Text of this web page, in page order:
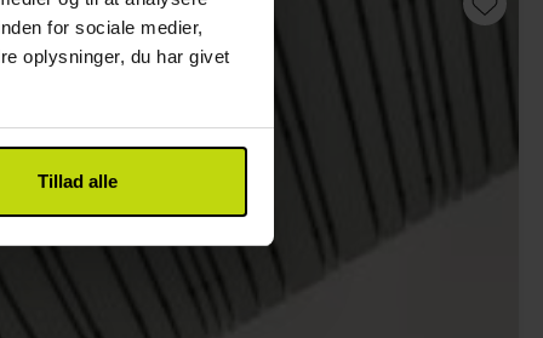
for sociale medier,
oplysninger, du har givet
Tillad alle